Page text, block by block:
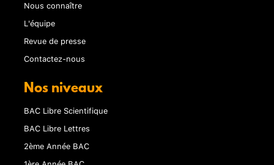
Nous connaître
L'équipe
Revue de presse
Contactez-nous
Nos niveaux
BAC Libre Scientifique
BAC Libre Lettres
2ème Année BAC